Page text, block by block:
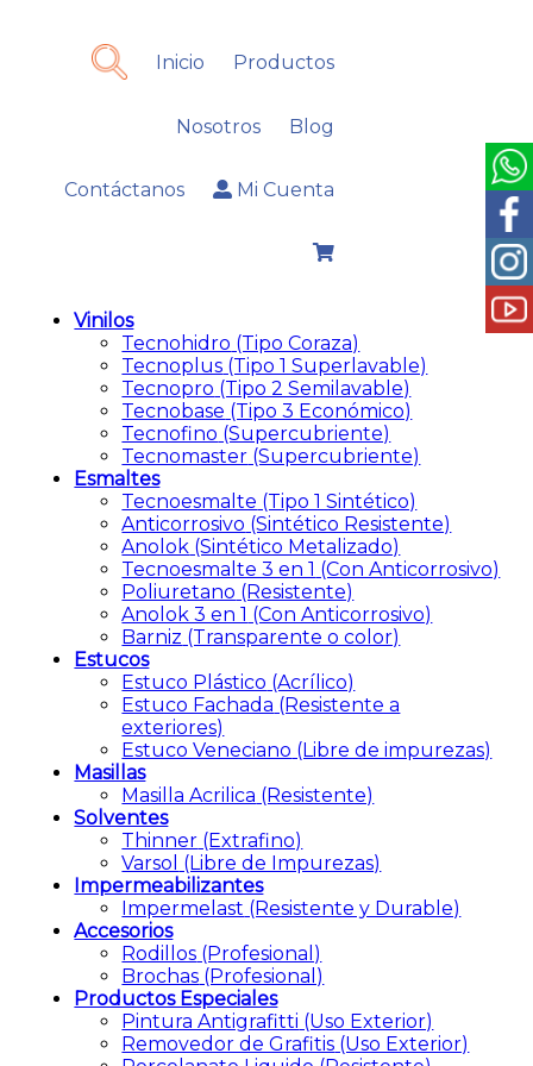
Inicio Productos
Nosotros Blog
Contáctanos Mi Cuenta
Vinilos
Tecnohidro (Tipo Coraza)
Tecnoplus (Tipo 1 Superlavable)
Tecnopro (Tipo 2 Semilavable)
Tecnobase (Tipo 3 Económico)
Tecnofino (Supercubriente)
Tecnomaster (Supercubriente)
Esmaltes
Tecnoesmalte (Tipo 1 Sintético)
Anticorrosivo (Sintético Resistente)
Anolok (Sintético Metalizado)
Tecnoesmalte 3 en 1 (Con Anticorrosivo)
Poliuretano (Resistente)
Anolok 3 en 1 (Con Anticorrosivo)
Barniz (Transparente o color)
Estucos
Estuco Plástico (Acrílico)
Estuco Fachada (Resistente a
exteriores)
Estuco Veneciano (Libre de impurezas)
Masillas
Masilla Acrilica (Resistente)
Solventes
Thinner (Extrafino)
Varsol (Libre de Impurezas)
Impermeabilizantes
Impermelast (Resistente y Durable)
Accesorios
Rodillos (Profesional)
Brochas (Profesional)
Productos Especiales
Pintura Antigrafitti (Uso Exterior)
Removedor de Grafitis (Uso Exterior)